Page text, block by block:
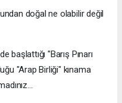
doğal ne olabilir değil
"Barış Pınarı
"Arap Birliği" kınama